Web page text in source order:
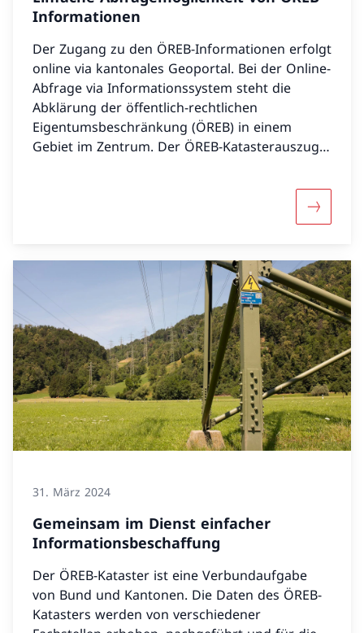
Informationen
Der Zugang zu den ÖREB-Informationen erfolgt
online via kantonales Geoportal. Bei der Online-
Abfrage via Informationssystem steht die
Abklärung der öffentlich-rechtlichen
Eigentumsbeschränkung (ÖREB) in einem
Gebiet im Zentrum. Der ÖREB-Katasterauszug
zu einem einzelnen Grundstück. Der ÖREB-
Kataster ist in jedem Kanton eingeführt, aberMehr
31. März 2024
Gemeinsam im Dienst einfacher
Informationsbeschaffung
Der ÖREB-Kataster ist eine Verbundaufgabe
von Bund und Kantonen. Die Daten des ÖREB-
Katasters werden von verschiedener